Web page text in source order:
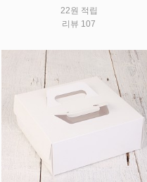
22원 적립
리뷰 107